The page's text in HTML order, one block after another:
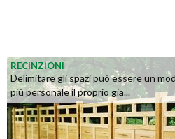
RECINZIONI
Delimitare gli spazi può essere un
più personale il proprio gia...